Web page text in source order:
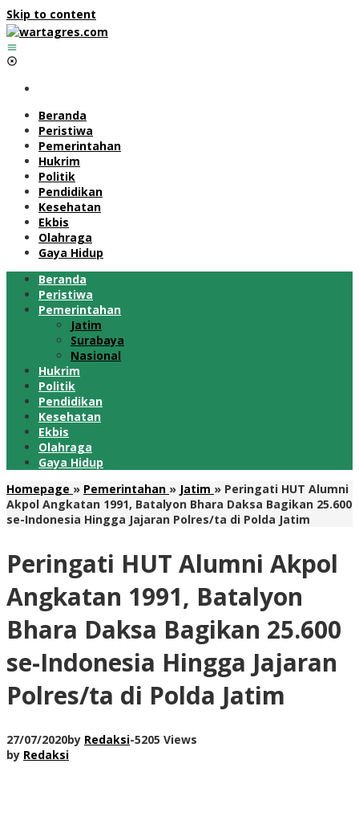
Skip to content
Beranda
Peristiwa
Pemerintahan
Hukrim
Politik
Pendidikan
Kesehatan
Ekbis
Olahraga
Gaya Hidup
Beranda
Peristiwa
Pemerintahan
Jatim
Surabaya
Nasional
Hukrim
Politik
Pendidikan
Kesehatan
Ekbis
Olahraga
Gaya Hidup
Homepage » Pemerintahan » Jatim » Peringati HUT Alumni
Akpol Angkatan 1991, Batalyon Bhara Daksa Bagikan 25.600
se-Indonesia Hingga Jajaran Polres/ta di Polda Jatim
Peringati HUT Alumni Akpol
Angkatan 1991, Batalyon
Bhara Daksa Bagikan 25.600
se-Indonesia Hingga Jajaran
Polres/ta di Polda Jatim
27/07/2020by Redaksi-5205 Views
by Redaksi